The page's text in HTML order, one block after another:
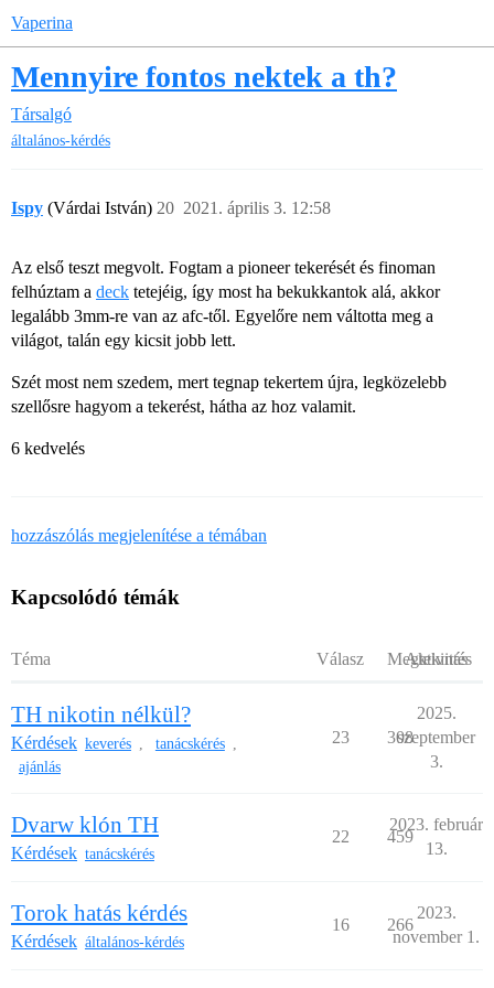
Vaperina
Mennyire fontos nektek a th?
Társalgó
általános-kérdés
Ispy (Várdai István) 2021. április 3. 12:58
20
Az első teszt megvolt. Fogtam a pioneer tekerését és finoman
felhúztam a deck tetejéig, így most ha bekukkantok alá, akkor
legalább 3mm-re van az afc-től. Egyelőre nem váltotta meg a
világot, talán egy kicsit jobb lett.
Szét most nem szedem, mert tegnap tekertem újra, legközelebb
szellősre hagyom a tekerést, hátha az hoz valamit.
6 kedvelés
hozzászólás megjelenítése a témában
Kapcsolódó témák
Téma Válasz Megtekintés
Aktivitás
TH nikotin nélkül?
Kérdések keverés , tanácskérés ,
ajánlás
23 308
2025.
szeptember
3.
Dvarw klón TH
Kérdések tanácskérés
22 459
2023. február
13.
Torok hatás kérdés
Kérdések általános-kérdés
16 266
2023.
november 1.